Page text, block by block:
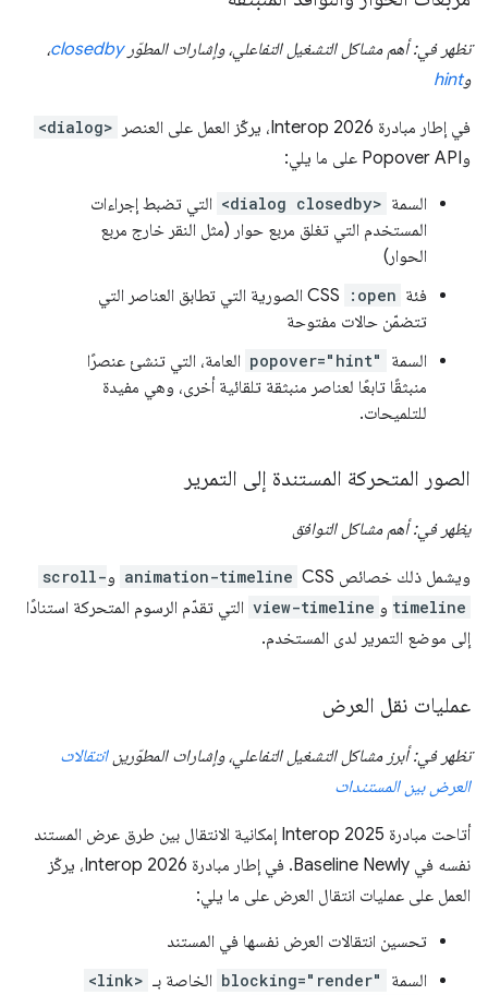
تظهر في: أهم مشاكل التشغيل التفاعلي، وإشارات المطوّرclosedby،
وhint
في إطار مبادرة Interop 2026، يركّز العمل على العنصر <dialog>
وPopover API على ما يلي:
السمة <dialog closedby> التي تضبط إجراءات
المستخدم التي تغلق مربع حوار (مثل النقر خارج مربع
الحوار)
فئة :open
CSS الصورية التي تطابق العناصر التي
تتضمّن حالات مفتوحة
السمة
popover="hint" العامة، التي تنشئ عنصرًا
منبثقًا تابعًا لعناصر منبثقة تلقائية أخرى، وهي مفيدة
للتلميحات.
الصور المتحركة المستندة إلى التمرير
يظهر في: أهم مشاكل التوافق
ويشمل ذلك خصائص CSS‏ animation-timeline وscroll-
timeline و view-timeline التي تقدّم الرسوم المتحركة استنادًا
إلى موضع التمرير لدى المستخدم.
عمليات نقل العرض
تظهر في: أبرز مشاكل التشغيل التفاعلي، وإشارات المطوّرينانتقالات
العرض بين المستندات
أتاحت مبادرة Interop 2025 إمكانية الانتقال بين طرق عرض المستند
نفسه في Baseline Newly. في إطار مبادرة Interop 2026، يركّز
العمل على عمليات انتقال العرض على ما يلي:
تحسين انتقالات العرض نفسها في المستند
السمة
blocking="render" الخاصة بـ <link>